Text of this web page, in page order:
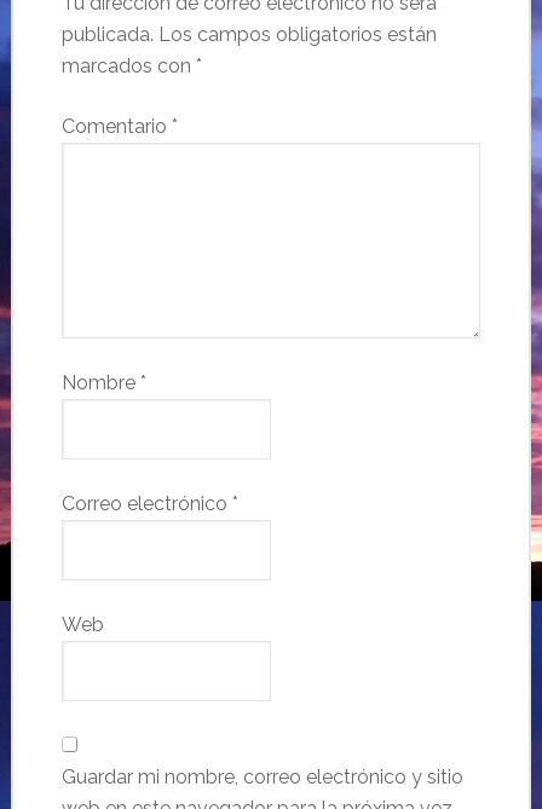
publicada. Los campos obligatorios están
marcados con *
Comentario *
Nombre *
Correo electrónico *
Web
Guardar mi nombre, correo electrónico y sitio